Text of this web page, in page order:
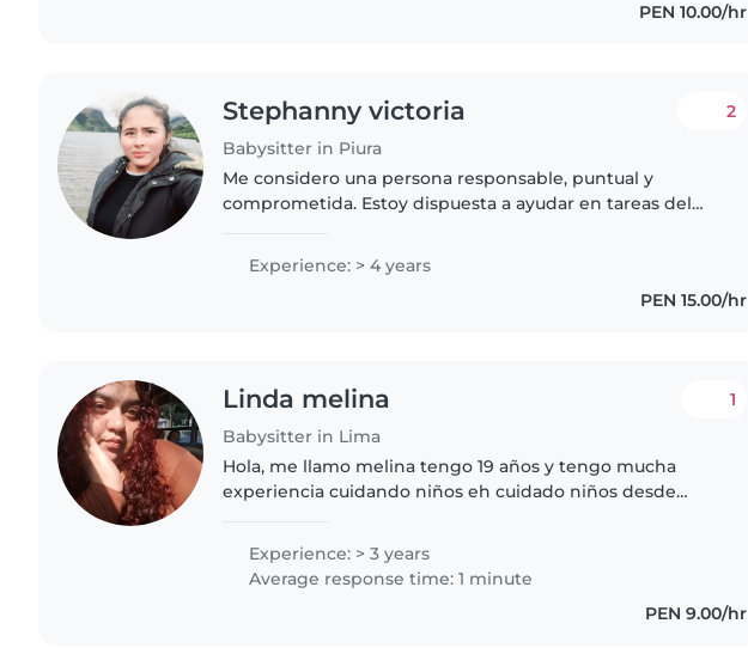
PEN 10.00/hr
Stephanny victoria
Babysitter in Piura
2
Me considero una persona responsable, puntual y
comprometida. Estoy dispuesta a ayudar en tareas del
comidas, el baño y la..
Experience: > 4 years
PEN 15.00/hr
Linda melina
Babysitter in Lima
1
Hola, me llamo melina tengo 19 años y tengo mucha
experiencia cuidando niños eh cuidado niños desde
Ellos o ayudar en sus trabajos..
Experience: > 3 years
Average response time: 1 minute
PEN 9.00/hr